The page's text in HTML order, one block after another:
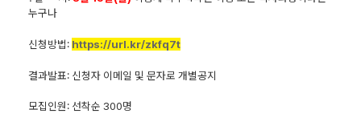
누구나
신청방법: https://url.kr/zkfq7t
결과발표: 신청자 이메일 및 문자로 개별공지
모집인원: 선착순 300명